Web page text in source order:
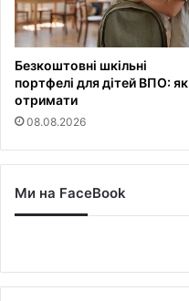
Безкоштовні шкільні
портфелі для дітей ВПО: як
отримати
08.08.2026
Ми на FaceBook